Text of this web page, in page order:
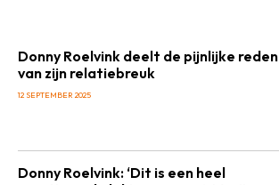
Donny Roelvink deelt de pijnlijke reden
van zijn relatiebreuk
12 SEPTEMBER 2025
Donny Roelvink: ‘Dit is een heel